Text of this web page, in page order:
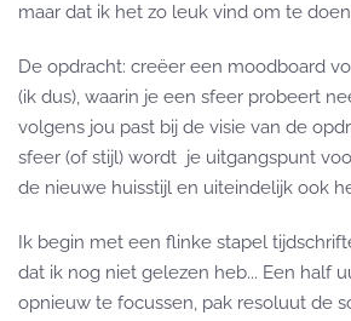
maar dat ik het zo leuk vind om te
De opdracht: creëer een moodboard
(ik dus), waarin je een sfeer probeert
volgens jou past bij de visie van de
sfeer (of stijl) wordt je uitgangspunt
de nieuwe huisstijl en uiteindelijk ook
Ik begin met een flinke stapel
dat ik nog niet gelezen heb... Een half
opnieuw te focussen, pak resoluut de